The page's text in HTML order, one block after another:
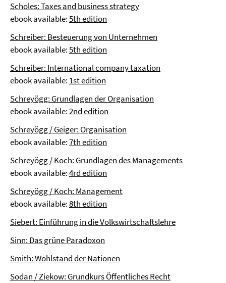
Scholes: Taxes and business strategy
ebook available:5th edition
Schreiber: Besteuerung von Unternehmen
ebook available:5th edition
Schreiber: International company taxation
ebook available: 1st edition
Schreyögg: Grundlagen der Organisation
ebook available:2nd edition
Schreyögg / Geiger: Organisation
ebook available:7th edition
Schreyögg / Koch: Grundlagen des Managements
ebook available:4rd edition
Schreyögg / Koch: Management
ebook available:8th edition
Siebert: Einführung in die Volkswirtschaftslehre
Sinn: Das grüne Paradoxon
Smith: Wohlstand der Nationen
Sodan / Ziekow: Grundkurs Öffentliches Recht